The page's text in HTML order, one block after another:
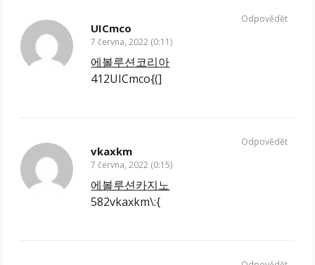
UICmco
7 června, 2022 (0:11)
에볼루션코리아
412UICmco{(]
Odpovědět
vkaxkm
7 června, 2022 (0:15)
에볼루션카지노
582vkaxkm\:{
Odpovědět